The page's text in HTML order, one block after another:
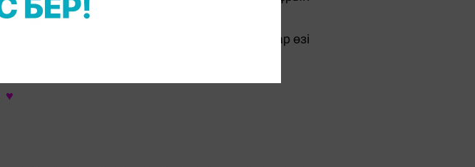
болсаң да, балалығың басылмапты. Ақындар өзі
оқып, өзіне жоламай-ақ қойған дұрыс.
♥